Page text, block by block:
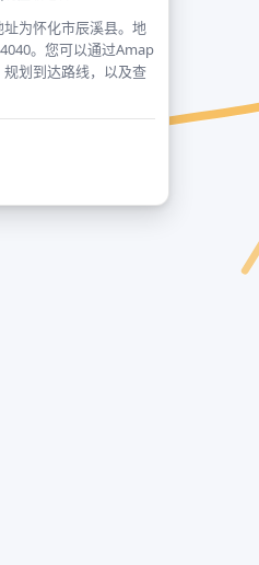
为怀化市辰溪县。地
。您可以通过Amap
划到达路线，以及查